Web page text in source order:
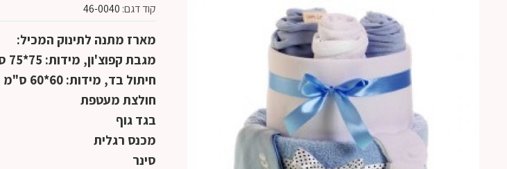
קוד דגם: 46-0040
מארז מתנה לתינוק המכיל:
מגבת קפוצ'ון, מידות: 75*75 ס"מ
חיתול בד, מידות: 60*60 ס"מ
חולצת מעטפת
בגד גוף
מכנס רגלית
סינר